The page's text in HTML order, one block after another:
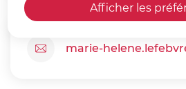
Afficher les
marie-